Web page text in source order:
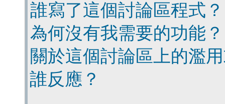
誰寫了這個討論區程式？
為何沒有我需要的功能？
關於這個討論區上的濫
誰反應？